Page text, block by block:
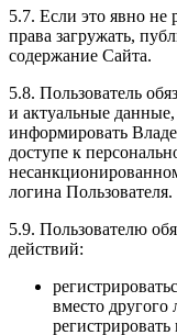
5.7. Если это явно не
права загружать,
содержание Сайта.
5.8. Пользователь
и актуальные данные,
информировать
доступе к
логина Пользователя.
5.9. Пользователю
действий:
вместо